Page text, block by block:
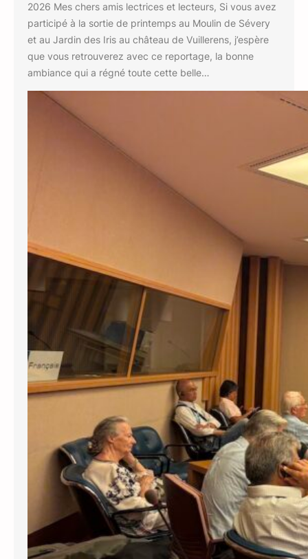
2026 Mes chers amis lectrices et lecteurs, Si vous avez
participé à la sortie de printemps au Moulin de Sévery
et au Jardin des Iris au château de Vuillerens, j’espère
que vous retrouverez avec ce reportage, la bonne
ambiance qui a régné toute cette belle…